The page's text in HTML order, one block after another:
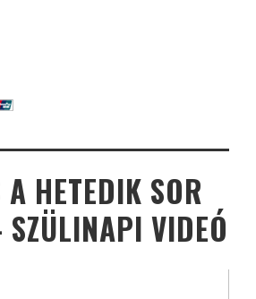
A HETEDIK SOR
SZÜLINAPI VIDEÓ